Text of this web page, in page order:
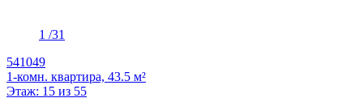
1 /31
541049
1-комн. квартира, 43.5 м²
Этаж: 15 из 55